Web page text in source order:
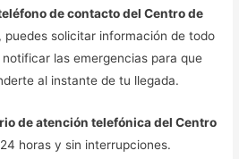
de contacto del Centro de
puedes solicitar información de todo
las emergencias para que
al instante de tu llegada.
de atención telefónica del Centro
horas y sin interrupciones.